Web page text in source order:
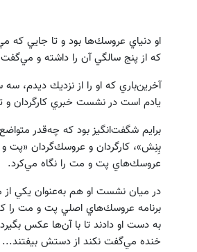
او دنياي عروسك‌ها بود و تا جايي
كه از پنج سالگي آن را داشته و
آخرين‌باري كه او را از نزديك
يادم است در نشست خبري كارگردان و
برايم شگفت‌انگيز بود كه چه‌قدر
بِنِش»، كارگردان و عروسك‌گردان «پت و
عروسك‌هاي پت و مت را نگاه مي‌كرد.
در ميان نشست او هم به‌عنوان يكي
برنامه عروسك‌هاي اصلي پت و مت را
به دست او دادند تا با آن‌ها عكس
خنده مي‌گفت نكند از دستش بيفتند...